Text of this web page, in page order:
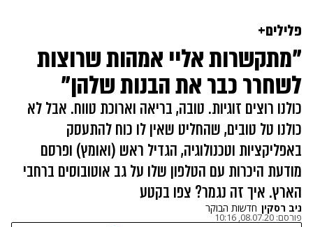
פלילים+
"מתקשרות אליי אמהות שרוצות
לשחרר כבר את הבנות שלהן"
כולנו רוצים זוגיות. טובה, בריאה וארוכת טווח. אבל לא
כולנו טל טובים, שהחליט שאין לו כוח להתעסק
באפליקציות וטכנולוגיה, הגדיל ראש (ואומץ) ופרסם
מודעת היכרות עם הטלפון שלו על גב אוטובוסים ברחבי
הארץ. איך זה נגמר? צפו בקטע
ניב רסקין חדשות הבוקר
פורסם: 08.07.20, 10:16